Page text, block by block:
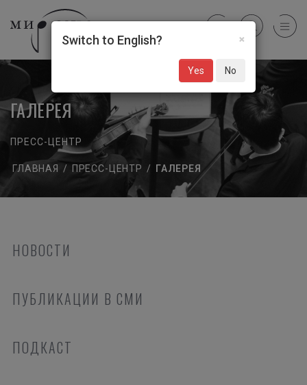
ГАЛЕРЕЯ
ПРЕСС-ЦЕНТР
ГЛАВНАЯ / ПРЕСС-ЦЕНТР / ГАЛЕРЕЯ
НОВОСТИ
ПУБЛИКАЦИИ В СМИ
ПОДКАСТ
×
Switch to English?
Yes No